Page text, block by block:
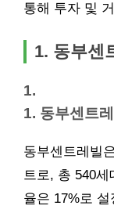
통해 투자 및
1. 동부센
1.
1. 동부센트
동부센트레빌
트로, 총 540세
율은 17%로